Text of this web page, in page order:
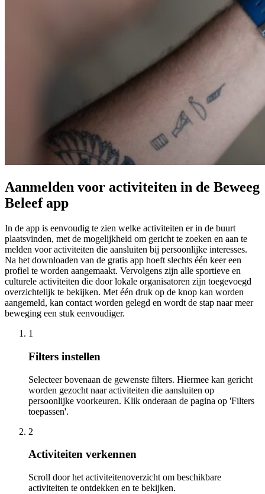
Aanmelden voor activiteiten in de Beweeg
Beleef app
In de app is eenvoudig te zien welke activiteiten er in de buurt
plaatsvinden, met de mogelijkheid om gericht te zoeken en aan te
melden voor activiteiten die aansluiten bij persoonlijke interesses.
Na het downloaden van de gratis app hoeft slechts één keer een
profiel te worden aangemaakt. Vervolgens zijn alle sportieve en
culturele activiteiten die door lokale organisatoren zijn toegevoegd
overzichtelijk te bekijken. Met één druk op de knop kan worden
aangemeld, kan contact worden gelegd en wordt de stap naar meer
beweging een stuk eenvoudiger.
1
Filters instellen
Selecteer bovenaan de gewenste filters. Hiermee kan gericht
worden gezocht naar activiteiten die aansluiten op
persoonlijke voorkeuren. Klik onderaan de pagina op 'Filters
toepassen'.
2
Activiteiten verkennen
Scroll door het activiteitenoverzicht om beschikbare
activiteiten te ontdekken en te bekijken.